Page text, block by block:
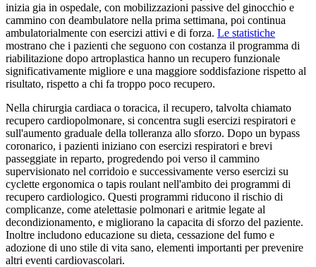
inizia gia in ospedale, con mobilizzazioni passive del ginocchio e
cammino con deambulatore nella prima settimana, poi continua
ambulatorialmente con esercizi attivi e di forza. Le statistiche
mostrano che i pazienti che seguono con costanza il programma di
riabilitazione dopo artroplastica hanno un recupero funzionale
significativamente migliore e una maggiore soddisfazione rispetto al
risultato, rispetto a chi fa troppo poco recupero.
Nella chirurgia cardiaca o toracica, il recupero, talvolta chiamato
recupero cardiopolmonare, si concentra sugli esercizi respiratori e
sull'aumento graduale della tolleranza allo sforzo. Dopo un bypass
coronarico, i pazienti iniziano con esercizi respiratori e brevi
passeggiate in reparto, progredendo poi verso il cammino
supervisionato nel corridoio e successivamente verso esercizi su
cyclette ergonomica o tapis roulant nell'ambito dei programmi di
recupero cardiologico. Questi programmi riducono il rischio di
complicanze, come atelettasie polmonari e aritmie legate al
decondizionamento, e migliorano la capacita di sforzo del paziente.
Inoltre includono educazione su dieta, cessazione del fumo e
adozione di uno stile di vita sano, elementi importanti per prevenire
altri eventi cardiovascolari.